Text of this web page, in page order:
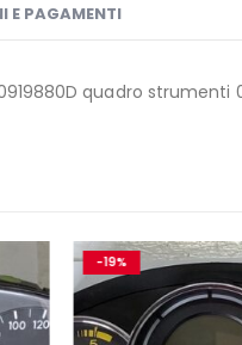
E PAGAMENTI
quadro strumenti
-19%